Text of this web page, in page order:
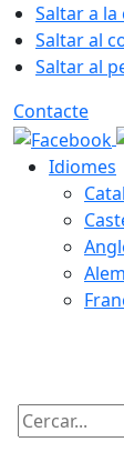
Saltar a la
Saltar al
Saltar al
Contacte
Idiomes
Cercar: